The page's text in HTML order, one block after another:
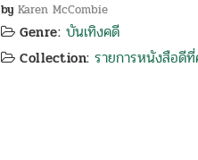
byKaren McCombie
Genre: บันเทิงคดี
Collection:รายการหนังสือดี